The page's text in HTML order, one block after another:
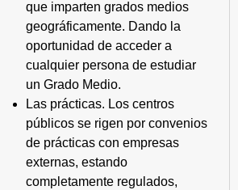
que imparten grados medios
geográficamente. Dando la
oportunidad de acceder a
cualquier persona de estudiar
un Grado Medio.
Las prácticas. Los centros
públicos se rigen por convenios
de prácticas con empresas
externas, estando
completamente regulados,